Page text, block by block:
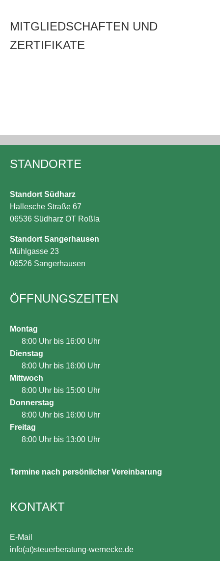
MITGLIEDSCHAFTEN UND
ZERTIFIKATE
STANDORTE
Standort Südharz
Hallesche Straße 67
06536 Südharz OT Roßla
Standort Sangerhausen
Mühlgasse 23
06526 Sangerhausen
ÖFFNUNGS­ZEITEN
Montag
8:00 Uhr bis 16:00 Uhr
Dienstag
8:00 Uhr bis 16:00 Uhr
Mittwoch
8:00 Uhr bis 15:00 Uhr
Donnerstag
8:00 Uhr bis 16:00 Uhr
Freitag
8:00 Uhr bis 13:00 Uhr
Termine nach persönlicher Vereinbarung
KONTAKT
E-Mail
info(at)steuerberatung-wernecke.de